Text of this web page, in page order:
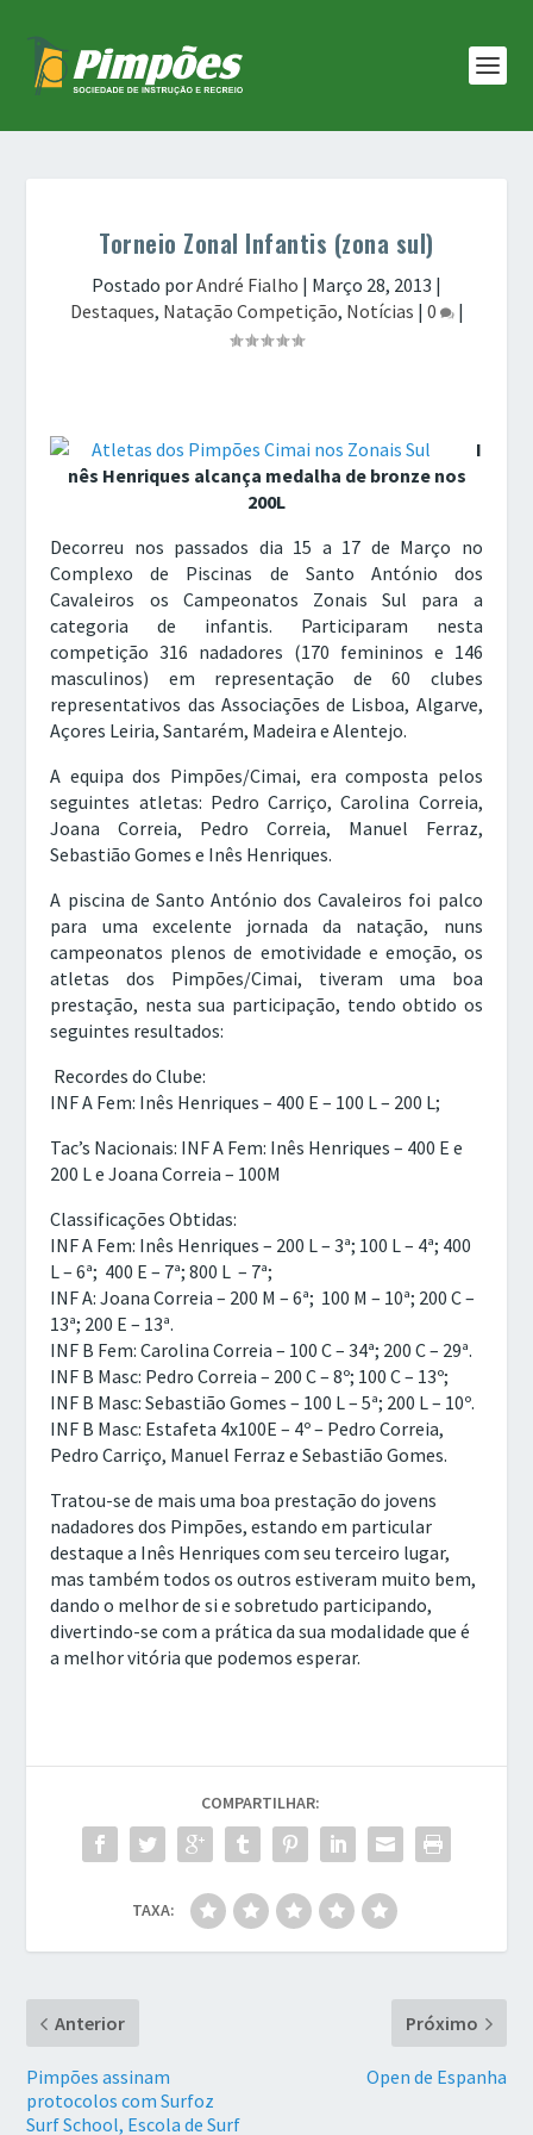
Torneio Zonal Infantis (zona sul)
Postado porAndré Fialho | Março 28, 2013 |
Destaques, Natação Competição, Notícias | 0 |
I
nês Henriques alcança medalha de bronze nos
200L
Decorreu nos passados dia 15 a 17 de Março no
Complexo de Piscinas de Santo António dos
Cavaleiros os Campeonatos Zonais Sul para a
categoria de infantis. Participaram nesta
competição 316 nadadores (170 femininos e 146
masculinos) em representação de 60 clubes
representativos das Associações de Lisboa, Algarve,
Açores Leiria, Santarém, Madeira e Alentejo.
A equipa dos Pimpões/Cimai, era composta pelos
seguintes atletas: Pedro Carriço, Carolina Correia,
Joana Correia, Pedro Correia, Manuel Ferraz,
Sebastião Gomes e Inês Henriques.
A piscina de Santo António dos Cavaleiros foi palco
para uma excelente jornada da natação, nuns
campeonatos plenos de emotividade e emoção, os
atletas dos Pimpões/Cimai, tiveram uma boa
prestação, nesta sua participação, tendo obtido os
seguintes resultados:
Recordes do Clube:
INF A Fem: Inês Henriques – 400 E – 100 L – 200 L;
Tac’s Nacionais: INF A Fem: Inês Henriques – 400 E e
200 L e Joana Correia – 100M
Classificações Obtidas:
INF A Fem: Inês Henriques – 200 L – 3ª; 100 L – 4ª; 400
L – 6ª; 400 E – 7ª; 800 L – 7ª;
INF A: Joana Correia – 200 M – 6ª; 100 M – 10ª; 200 C –
13ª; 200 E – 13ª.
INF B Fem: Carolina Correia – 100 C – 34ª; 200 C – 29ª.
INF B Masc: Pedro Correia – 200 C – 8º; 100 C – 13º;
INF B Masc: Sebastião Gomes – 100 L – 5ª; 200 L – 10º.
INF B Masc: Estafeta 4x100E – 4º – Pedro Correia,
Pedro Carriço, Manuel Ferraz e Sebastião Gomes.
Tratou-se de mais uma boa prestação do jovens
nadadores dos Pimpões, estando em particular
destaque a Inês Henriques com seu terceiro lugar,
mas também todos os outros estiveram muito bem,
dando o melhor de si e sobretudo participando,
divertindo-se com a prática da sua modalidade que é
a melhor vitória que podemos esperar.
COMPARTILHAR:
TAXA:
Anterior
Pimpões assinam
protocolos com Surfoz
Surf School, Escola de Surf
Próximo
Open de Espanha